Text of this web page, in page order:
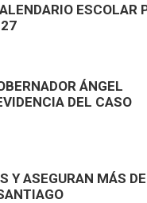
ESCOLAR
ÁNGEL
DEL CASO
Y ASEGURAN MÁS